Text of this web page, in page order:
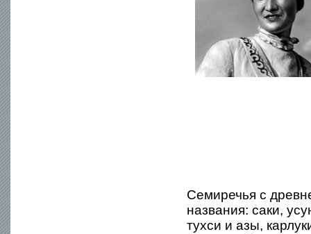
Семиречья с
названия: саки,
тухси и азы,